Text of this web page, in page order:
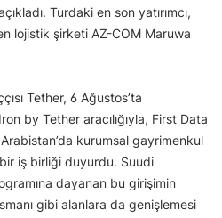
Turdaki en son yatırımcı,
lojistik şirketi AZ-COM Maruwa
Tether, 6 Ağustos’ta
by Tether aracılığıyla, First Data
kurumsal gayrimenkul
iş birliği duyurdu. Suudi
dayanan bu girişimin
gibi alanlara da genişlemesi